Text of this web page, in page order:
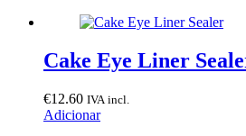
Cake Eye Liner
€12.60 IVA incl.
Adicionar